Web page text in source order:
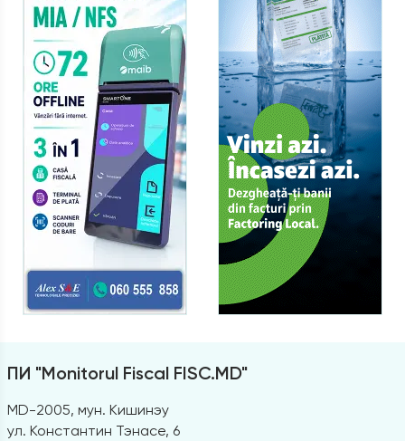
ПИ "Monitorul Fiscal FISC.MD"
MD-2005, мун. Кишинэу
ул. Константин Тэнасе, 6